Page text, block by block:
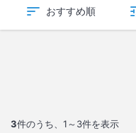
おすすめ順
3件のうち、 1～3件を表示